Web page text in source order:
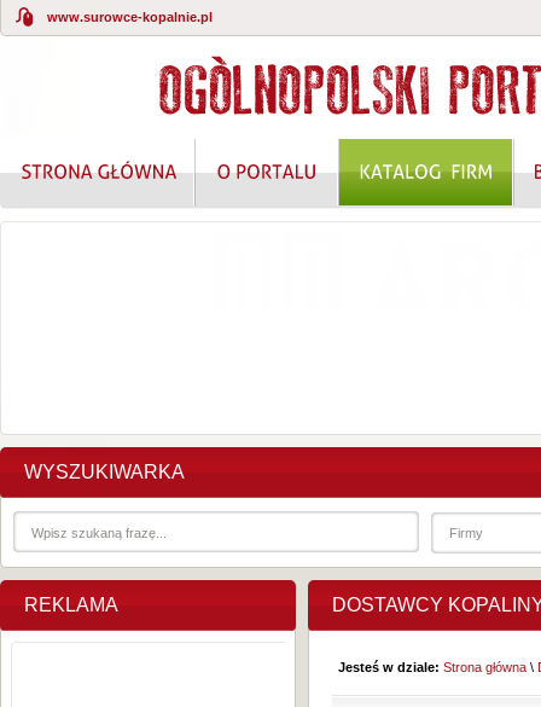
www.surowce-kopalnie.pl
WYSZUKIWARKA
REKLAMA DOSTAWCY
Jesteś w dziale: Strona główna \